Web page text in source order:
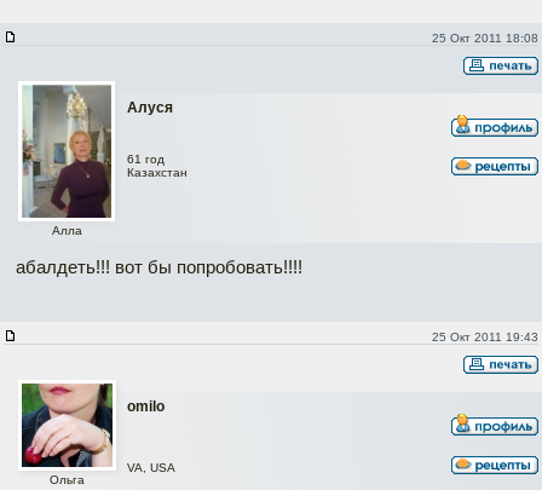
25 Окт 2011 18:08
Алуся
Алла
61 год
Казахстан
абалдеть!!! вот бы попробовать!!!!
25 Окт 2011 19:43
omilo
Ольга
VA, USA